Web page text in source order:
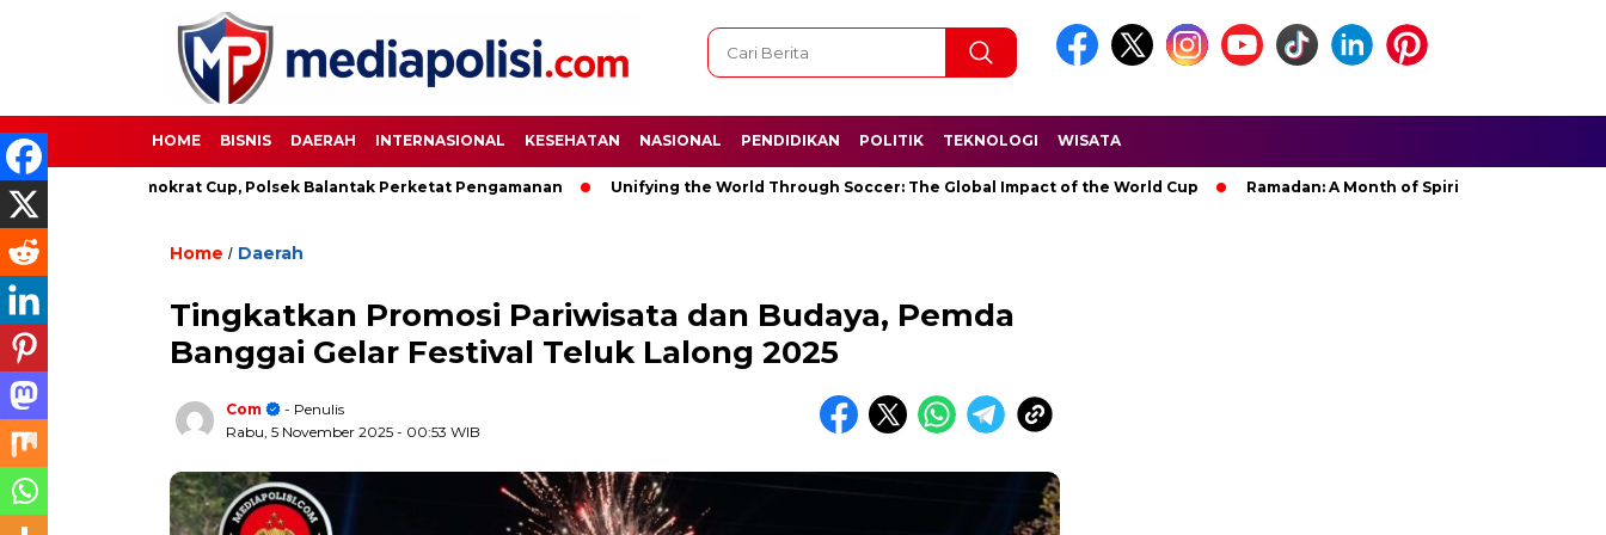
HOME BISNIS DAERAH INTERNASIONAL KESEHATAN NASIONAL PENDIDIKAN POLITIK TEKNOLOGI WISATA
Demokrat Cup, Polsek Balantak Perketat Pengamanan Unifying the World Through Soccer: The Global Impact of the World Cup Ramadan: A Month of Spiritual Reflection, Devotion,
Home / Daerah
Tingkatkan Promosi Pariwisata dan Budaya, Pemda
Banggai Gelar Festival Teluk Lalong 2025
Com
- Penulis
Rabu, 5 November 2025 - 00:53 WIB